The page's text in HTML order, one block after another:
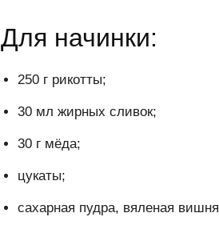
Для начинки:
250 г рикотты;
30 мл жирных сливок;
30 г мёда;
цукаты;
сахарная пудра, вяленая